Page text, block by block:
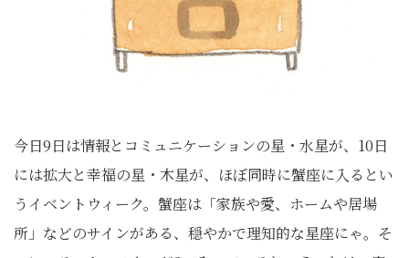
今日9日は情報とコミュニケーションの星・水星が、10日
には拡大と幸福の星・木星が、ほぼ同時に蟹座に入るとい
うイベントウィーク。蟹座は「家族や愛、ホームや居場
所」などのサインがある、穏やかで理知的な星座にゃ。そ